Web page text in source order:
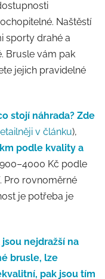
Naštěstí
sporty drahé a
Brusle vám pak
jejich pravidelné
stojí náhrada? Zde
v článku),
podle kvality a
Kč podle
Pro rovnoměrné
je potřeba je
nejdražší na
brusle, lze
pak jsou tím